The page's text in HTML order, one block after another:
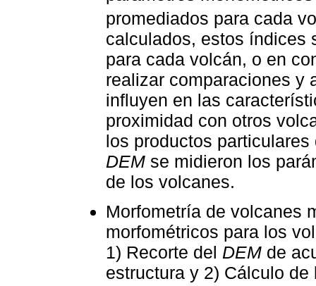
promediados para cada
calculados, estos índices
para cada volcán, o en
realizar comparaciones y
influyen en las
proximidad con otros
los productos
DEM se midieron los
de los volcanes.
Morfometría de volcanes
morfométricos para los
1) Recorte del DEM de
estructura y 2) Cálculo